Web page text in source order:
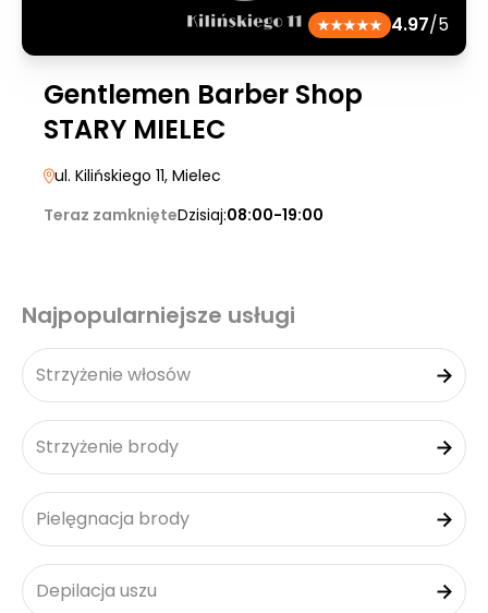
4.97/5
Gentlemen Barber Shop
STARY MIELEC
ul. Kilińskiego 11, Mielec
Teraz zamknięteDzisiaj:08:00-19:00
Najpopularniejsze usługi
Strzyżenie włosów
Strzyżenie brody
Pielęgnacja brody
Depilacja uszu